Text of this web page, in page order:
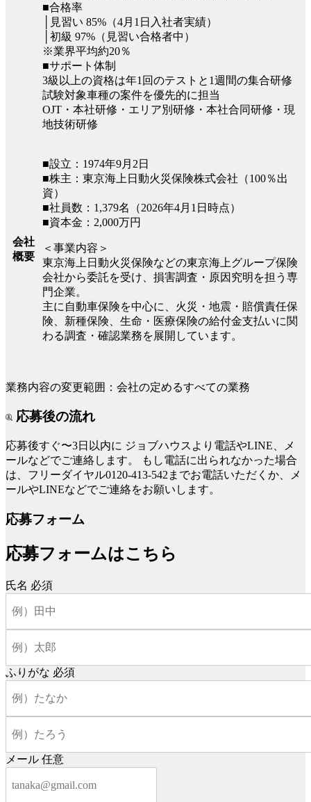
■合格率
│見習い 85%（4月1日入社者実績）
│初級 97%（見習い合格者中）
※業界平均約20％
■サポート体制
3級以上の資格は年1回のテストと1週間の集合研修
試験対象車種の案件を優先的に担当
OJT・本社研修・エリア別研修・本社合同研修・現
地技術研修
会社
概要
■設立：1974年9月2日
■株主：東京海上日動火災保険株式会社（100％出
資）
■社員数：1,379名（2026年4月1日時点）
■資本金：2,000万円
＜事業内容＞
東京海上日動火災保険などの東京海上グループ保険
会社から委託を受け、損害調査・原因究明を担う専
門企業。
主に自動車保険を中心に、火災・地震・賠償責任保
険、新種保険、生命・医療保険の給付金支払いに関
わる調査・確認業務を展開しています。
業務内容の変更範囲：会社の定めるすべての業務
応募後の流れ
応募後すぐ〜3日以内に ジョブハウスより電話やLINE、メ
ールなどでご連絡します。
もし電話に出られなかった場合
は、フリーダイヤル0120-413-542までお電話いただくか、メ
ールやLINEなどでご連絡をお願いします。
応募フォーム
応募フォームはこちら
氏名 必須
ふりがな 必須
メール 任意